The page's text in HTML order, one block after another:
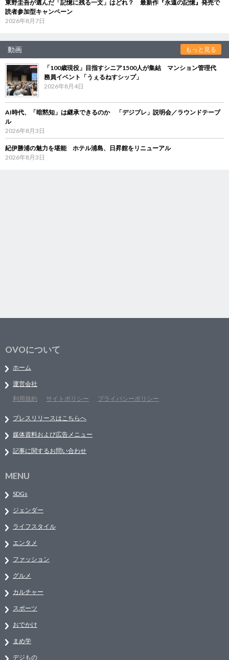
東野圭吾が選んだ「記憶に残る一文」はどれ？ 最新作『永遠の記憶』発売で
読者参加型キャンペーン
2026年8月7日
動画 もっと見る
「100歳現役」目指すシニア1500人が集結 マンション管理代
務員イベント「うぇるねすシップ」
2026年8月4日
AI時代、「暗黙知」は継承できるのか 「デジブレ」説明会／ラウンドテーブ
ル
2026年8月3日
紀伊勝浦の魅力を堪能 ホテル浦島、日昇館をリニューアル
2026年8月3日
OVOについて
ホーム
運営会社
利用規約
サイトポリシー プライバシーポリシー
プレスリリースはこちらへ
媒体資料および広告メニュー
記事に関するお問い合わせ
MENU
SDGs
ジェンダー
ライフスタイル
エンタメ
ファッション
グルメ
カルチャー
スポーツ
おでかけ
まめ学
デジもの